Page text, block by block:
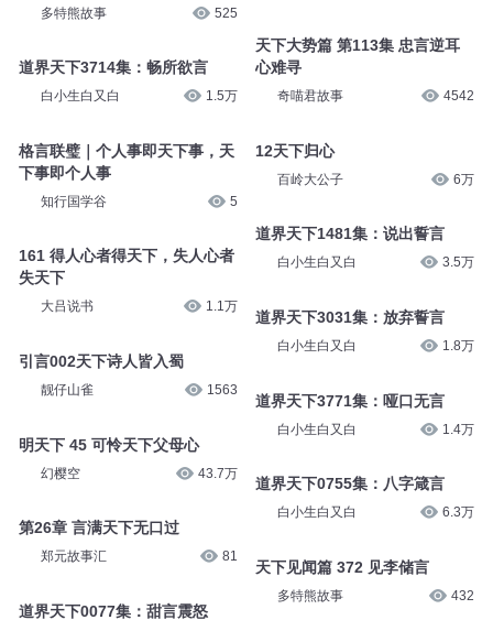
多特熊故事 525
道界天下3714集：畅所欲言
白小生白又白 1.5万
格言联璧｜个人事即天下事，天
下事即个人事
知行国学谷 5
161 得人心者得天下，失人心者
失天下
大吕说书 1.1万
引言002天下诗人皆入蜀
靓仔山雀 1563
明天下 45 可怜天下父母心
幻樱空 43.7万
第26章 言满天下无口过
郑元故事汇 81
道界天下0077集：甜言震怒
天下大势篇 第113集 忠言逆耳
心难寻
奇喵君故事 4542
12天下归心
百岭大公子 6万
道界天下1481集：说出誓言
白小生白又白 3.5万
道界天下3031集：放弃誓言
白小生白又白 1.8万
道界天下3771集：哑口无言
白小生白又白 1.4万
道界天下0755集：八字箴言
白小生白又白 6.3万
天下见闻篇 372 见李储言
多特熊故事 432